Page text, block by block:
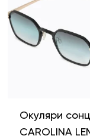
Окуляри
CAROLINA